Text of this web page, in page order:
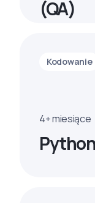
(QA)
Kodowanie
4+ miesiące